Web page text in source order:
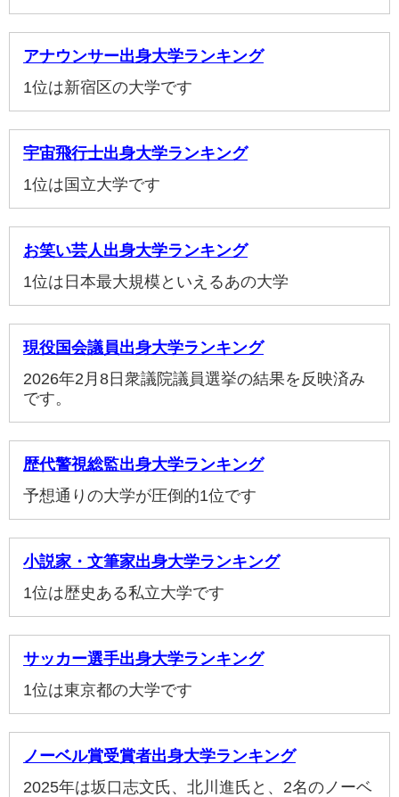
アナウンサー出身大学ランキング
1位は新宿区の大学です
宇宙飛行士出身大学ランキング
1位は国立大学です
お笑い芸人出身大学ランキング
1位は日本最大規模といえるあの大学
現役国会議員出身大学ランキング
2026年2月8日衆議院議員選挙の結果を反映済み
です。
歴代警視総監出身大学ランキング
予想通りの大学が圧倒的1位です
小説家・文筆家出身大学ランキング
1位は歴史ある私立大学です
サッカー選手出身大学ランキング
1位は東京都の大学です
ノーベル賞受賞者出身大学ランキング
2025年は坂口志文氏、北川進氏と、2名のノーベ